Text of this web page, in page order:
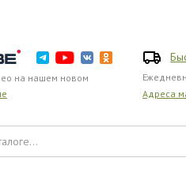
на нашем новом
Адреса